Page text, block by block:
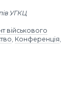
УГКЦ
військового
, Конференція,